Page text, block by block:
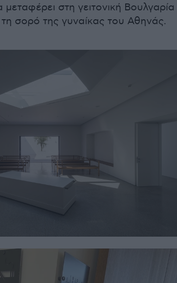
στη γειτονική Βουλγαρία
σορό της γυναίκας του Αθηνάς.